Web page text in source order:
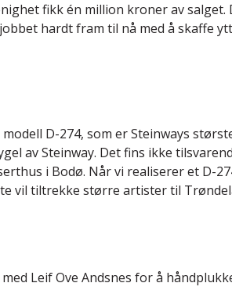
fikk én million kroner av
hardt fram til nå med å skaffe
D-274, som er Steinways
av Steinway. Det fins ikke
i Bodø. Når vi realiserer et D-
vil tiltrekke større artister til
Leif Ove Andsnes for å